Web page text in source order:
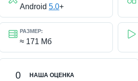
Android 5.0+
РАЗМЕР:
≈ 171 Мб
НАША ОЦЕНКА
0